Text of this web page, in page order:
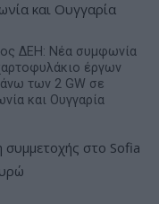
ΔΕΗ: Νέα συμφωνία
έργων
των 2 GW σε
και Ουγγαρία